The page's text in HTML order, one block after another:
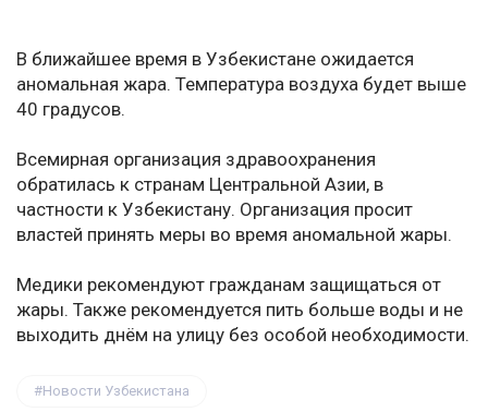
В ближайшее время в Узбекистане ожидается
аномальная жара. Температура воздуха будет выше
40 градусов.
Всемирная организация здравоохранения
обратилась к странам Центральной Азии, в
частности к Узбекистану. Организация просит
властей принять меры во время аномальной жары.
Медики рекомендуют гражданам защищаться от
жары. Также рекомендуется пить больше воды и не
выходить днём на улицу без особой необходимости.
Новости Узбекистана